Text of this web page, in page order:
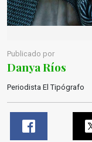
Publicado por
Danya Ríos
Periodista El Tipógrafo